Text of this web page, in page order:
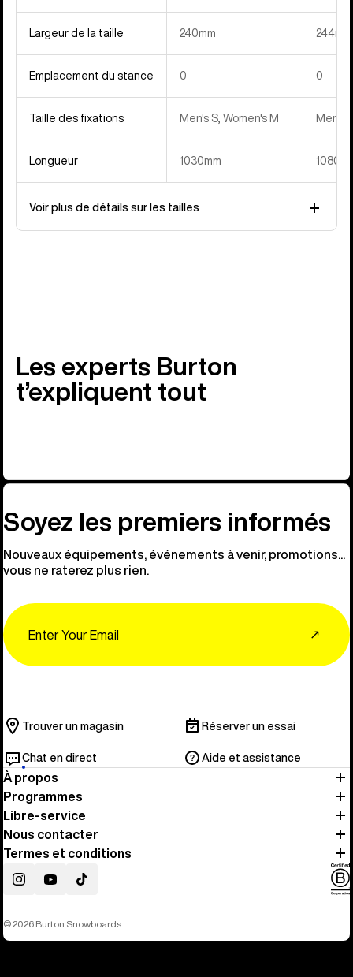
Largeur de la taille 240mm 244mm
Emplacement du stance 0 0
Taille des fixations Men's S, Women's M Men's
Longueur 1030mm
Voir plus de détails sur les tailles
Les experts Burton
t’expliquent tout
Soyez les premiers informés
Nouveaux équipements, événements à venir, promotions...
vous ne raterez plus rien.
↗
Trouver un magasin Réserver un essai
Chat en direct Aide et assistance
À propos
Programmes
Libre-service
Nous contacter
Termes et conditions
InstagramYouTubeTikTok
© 2026 Burton Snowboards